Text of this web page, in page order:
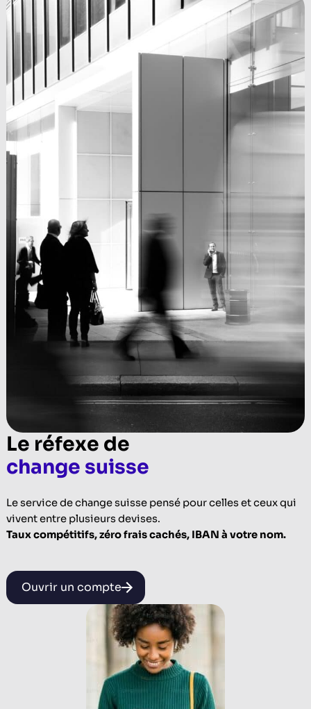
Le réfexe de
change suisse
Le service de change suisse pensé pour celles et ceux qui
vivent entre plusieurs devises.
Taux compétitifs, zéro frais cachés, IBAN à votre nom.
Ouvrir un compte